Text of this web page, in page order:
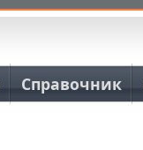
Справочник